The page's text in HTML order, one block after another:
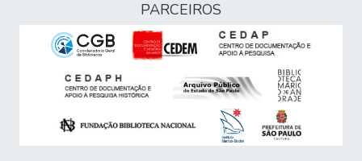
PARCEIROS